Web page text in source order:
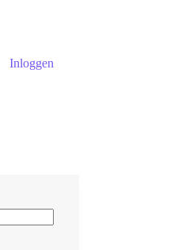
Inloggen